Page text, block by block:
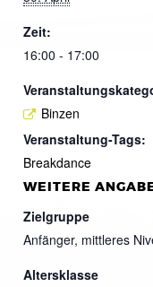
Zeit:
16:00 - 17:00
Binzen
Veranstaltung-Tags:
Breakdance
WEITERE
Zielgruppe
Anfänger, mittleres
Altersklasse